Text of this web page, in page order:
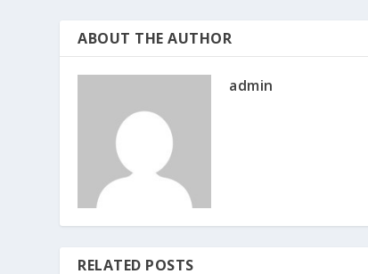
ABOUT THE AUTHOR
admin
RELATED POSTS